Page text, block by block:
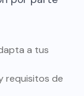
a tus
requisitos de